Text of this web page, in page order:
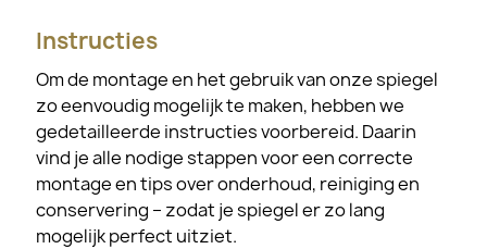
Instructies
Om de montage en het gebruik van onze spiegel
zo eenvoudig mogelijk te maken, hebben we
gedetailleerde instructies voorbereid. Daarin
vind je alle nodige stappen voor een correcte
montage en tips over onderhoud, reiniging en
conservering – zodat je spiegel er zo lang
mogelijk perfect uitziet.